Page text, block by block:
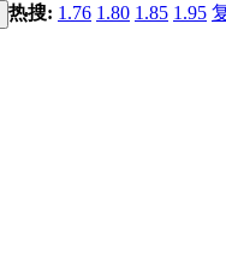
热搜: 1.76 1.80 1.85 1.95